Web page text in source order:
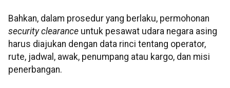
Bahkan, dalam prosedur yang berlaku, permohonan
security clearance untuk pesawat udara negara asing
harus diajukan dengan data rinci tentang operator,
rute, jadwal, awak, penumpang atau kargo, dan misi
penerbangan.